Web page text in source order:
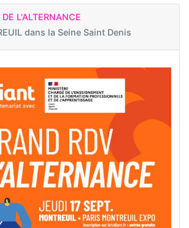
L'ALTERNANCE
dans la Seine Saint Denis